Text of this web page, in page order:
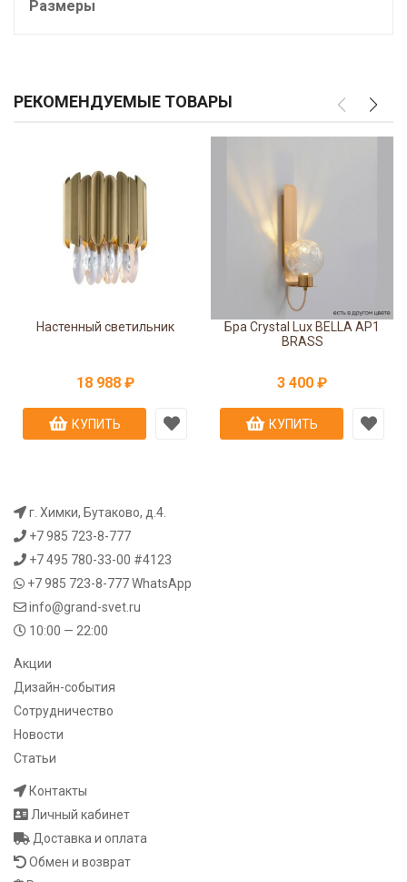
Размеры
РЕКОМЕНДУЕМЫЕ ТОВАРЫ
Настенный светильник
18 988 ₽
КУПИТЬ
Бра Crystal Lux BELLA AP1
BRASS
3 400 ₽
КУПИТЬ
г. Химки, Бутаково, д.4.
+7 985 723-8-777
+7 495 780-33-00 #4123
+7 985 723-8-777WhatsApp
info@grand-svet.ru
10:00 — 22:00
Акции
Дизайн-события
Сотрудничество
Новости
Статьи
Контакты
Личный кабинет
Доставка и оплата
Обмен и возврат